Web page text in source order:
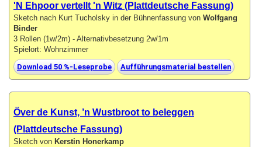
'N Ehpoor vertellt 'n Witz (Plattdeutsche Fassung)
Sketch nach Kurt Tucholsky in der Bühnenfassung von Wolfgang
Binder
3 Rollen (1w/2m) - Alternativbesetzung 2w/1m
Spielort: Wohnzimmer
Download 50 %-Leseprobe
Aufführungsmaterial bestellen
Över de Kunst, ’n Wustbroot to beleggen
(Plattdeutsche Fassung)
Sketch von Kerstin Honerkamp